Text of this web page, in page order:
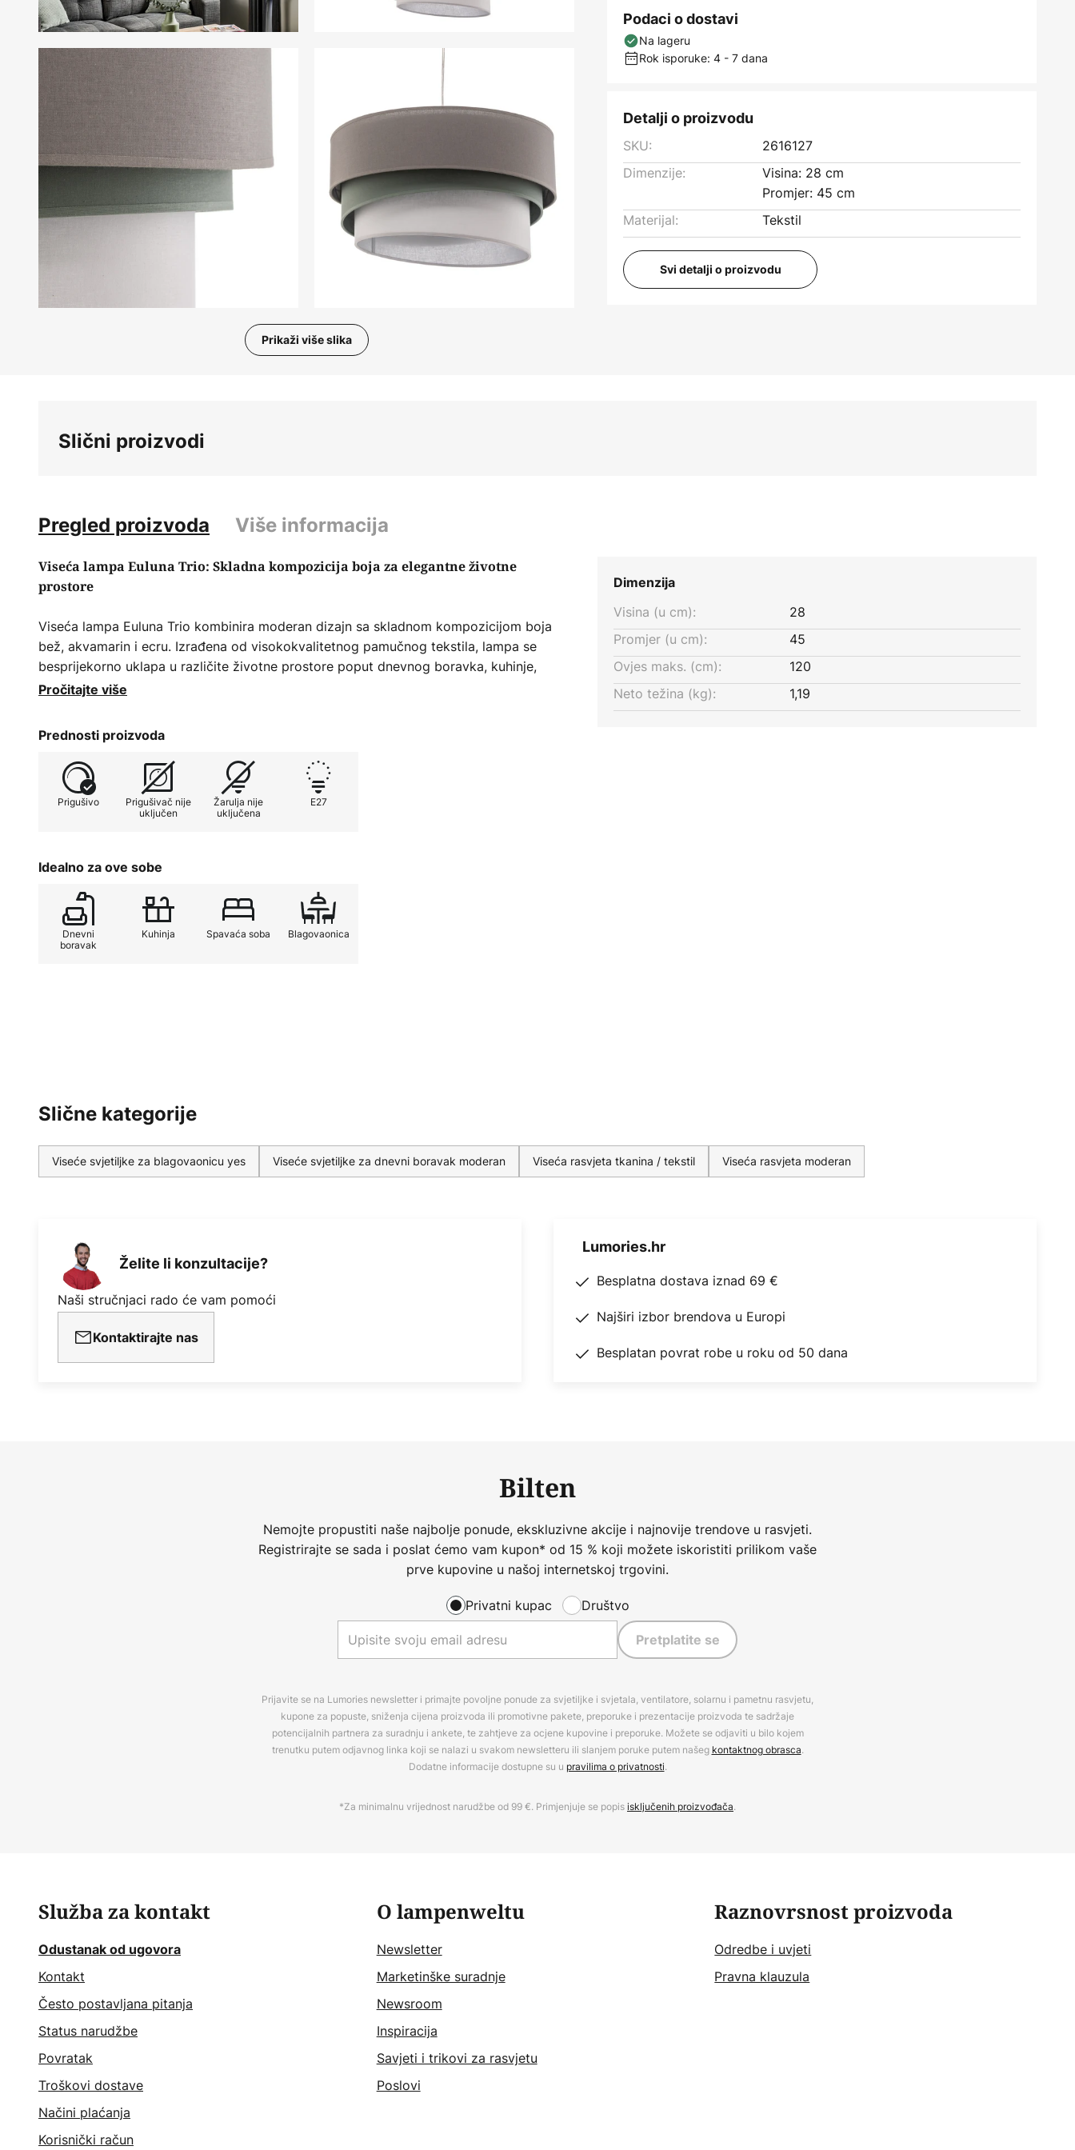
Prikaži više slika
Podaci o dostavi
Na lageru
Rok isporuke: 4 - 7 dana
Detalji o proizvodu
SKU:
2616127
Dimenzije:
Visina: 28 cm
Promjer: 45 cm
Materijal:
Tekstil
Svi detalji o proizvodu
Slični proizvodi
Pregled proizvoda Više informacija
Viseća lampa Euluna Trio: Skladna kompozicija boja za elegantne životne
prostore
Viseća lampa Euluna Trio kombinira moderan dizajn sa skladnom kompozicijom boja
bež, akvamarin i ecru. Izrađena od visokokvalitetnog pamučnog tekstila, lampa se
besprijekorno uklapa u različite životne prostore poput dnevnog boravka, kuhinje,
spavaće sobe i blagovaonice. Meke boje stvaraju ugodnu atmosferu i dodaju stilske
Još jedna izvanredna značajka viseće svjetiljke Euluna Trio je mogućnost
prigušivanja, što je omogućeno vanjskim prigušivačem. To omogućuje fleksibilno
podešavanje intenziteta svjetla kako bi se stvorila željena atmosfera. Svjetiljka stoga
nudi ne samo estetsko obogaćenje već i funkcionalnu svestranost za različite
Pročitajte više
Prednosti proizvoda
Prigušivo
Prigušivač nije
uključen
Žarulja nije
uključena
E27
Idealno za ove sobe
Dnevni
boravak
Kuhinja Spavaća soba Blagovaonica
Dimenzija
Visina (u cm):
28
Promjer (u cm):
45
Ovjes maks. (cm):
120
Neto težina (kg):
1,19
Slične kategorije
Viseće svjetiljke za blagovaonicu yes Viseće svjetiljke za dnevni boravak moderan Viseća rasvjeta tkanina / tekstil Viseća rasvjeta moderan
Želite li konzultacije?
Naši stručnjaci rado će vam pomoći
Kontaktirajte nas
Lumories.hr
Besplatna dostava iznad 69 €
Najširi izbor brendova u Europi
Besplatan povrat robe u roku od 50 dana
Bilten
Nemojte propustiti naše najbolje ponude, ekskluzivne akcije i najnovije trendove u rasvjeti.
Registrirajte se sada i poslat ćemo vam kupon* od 15 % koji možete iskoristiti prilikom vaše
prve kupovine u našoj internetskoj trgovini.
Privatni kupac Društvo
Pretplatite se
Prijavite se na Lumories newsletter i primajte povoljne ponude za svjetiljke i svjetala, ventilatore, solarnu i pametnu rasvjetu,
kupone za popuste, sniženja cijena proizvoda ili promotivne pakete, preporuke i prezentacije proizvoda te sadržaje
potencijalnih partnera za suradnju i ankete, te zahtjeve za ocjene kupovine i preporuke. Možete se odjaviti u bilo kojem
trenutku putem odjavnog linka koji se nalazi u svakom newsletteru ili slanjem poruke putem našeg kontaktnog obrasca.
Dodatne informacije dostupne su u pravilima o privatnosti.
*Za minimalnu vrijednost narudžbe od 99 €. Primjenjuje se popisisključenih proizvođača.
Služba za kontakt
Odustanak od ugovora
Kontakt
Često postavljana pitanja
Status narudžbe
Povratak
Troškovi dostave
Načini plaćanja
Korisnički račun
O lampenweltu
Newsletter
Marketinške suradnje
Newsroom
Inspiracija
Savjeti i trikovi za rasvjetu
Poslovi
Raznovrsnost proizvoda
Odredbe i uvjeti
Pravna klauzula